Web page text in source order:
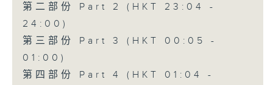
第二部份 Part 2 (HKT 23:04 -
24:00)
第三部份 Part 3 (HKT 00:05 -
01:00)
第四部份 Part 4 (HKT 01:04 -